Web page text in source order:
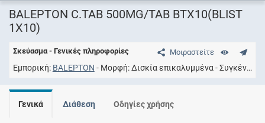
BALEPTON C.TAB 500MG/TAB ΒΤΧ10(BLIST
1X10)
Μοιραστείτε
Σκεύασμα - Γενικές πληροφορίες
Εμπορική BALEPTON Μορφή Δισκία επικαλυμμένα Συγκέντρωση
Γενικά Διάθεση Οδηγίες χρήσης